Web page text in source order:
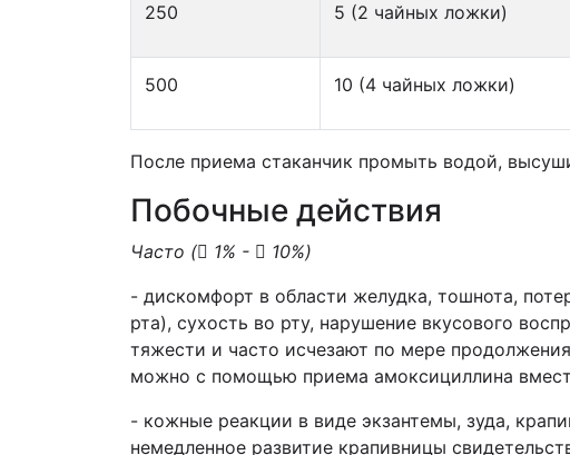
250 5 (2 чайных ложки)
500 10 (4 чайных ложки)
После приема стаканчик промыть водой,
Побочные действия
Часто ( 1% -  10%)
- дискомфорт в области желудка, тошнота,
рта), сухость во рту, нарушение вкусового
тяжести и часто исчезают по мере
можно с помощью приема амоксициллина
- кожные реакции в виде экзантемы, зуда,
немедленное развитие крапивницы